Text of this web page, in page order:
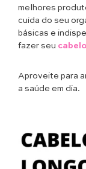
melhores
cuida do seu
básicas e
fazer seu
Aproveite para
a saúde em dia.